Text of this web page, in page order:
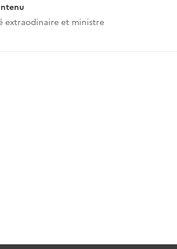
extraodinaire et ministre